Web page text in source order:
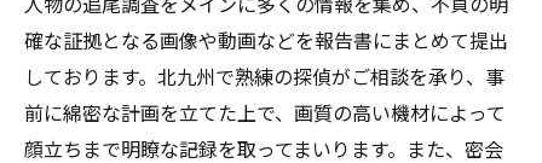
人物の追尾調査をメインに多くの情報を集め、不貞の明
確な証拠となる画像や動画などを報告書にまとめて提出
しております。北九州で熟練の探偵がご相談を承り、事
前に綿密な計画を立てた上で、画質の高い機材によって
顔立ちまで明瞭な記録を取ってまいります。また、密会